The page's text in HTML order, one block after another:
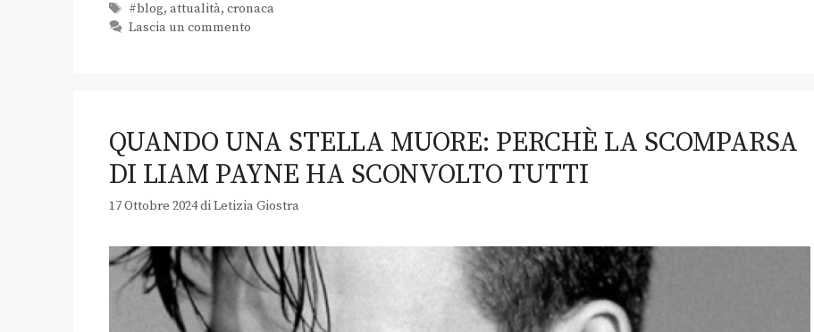
#blog, attualità, cronaca
Lascia un commento
QUANDO UNA STELLA MUORE: PERCHÈ LA SCOMPARSA
DI LIAM PAYNE HA SCONVOLTO TUTTI
17 Ottobre 2024diLetizia Giostra